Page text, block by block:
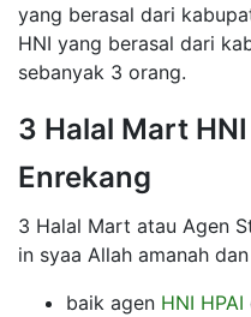
yang berasal dari
HNI yang berasal dari
sebanyak 3 orang.
3 Halal Mart
Enrekang
3 Halal Mart atau Agen
in syaa Allah amanah
baik agen HNI HPAI